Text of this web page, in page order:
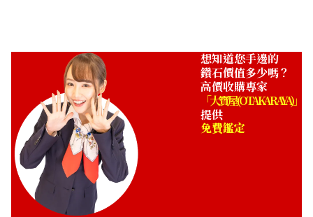
想知道您手邊的
鑽石價值多少嗎？
高價收購專家
「大寶屋 (OTAKARAYA)」
提供
免費鑑定